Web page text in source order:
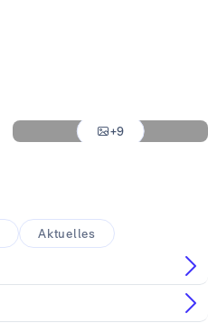
+9
Aktuelles